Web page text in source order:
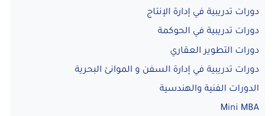
دورات تدريبية في إدارة الإنتاج
دورات تدريبية في الحوكمة
دورات التطوير العقاري
دورات تدريبية في إدارة السفن و الموانئ البحرية
الدورات الفنية والهندسية
Mini MBA